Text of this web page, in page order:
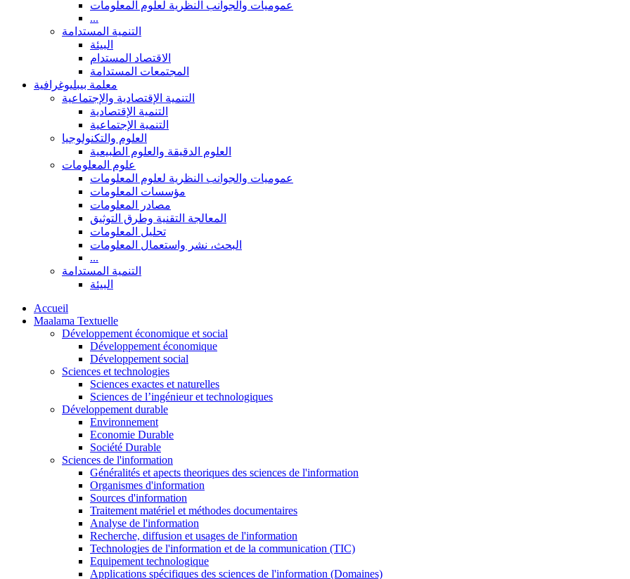
عموميات والجوانب النظرية لعلوم المعلومات
...
التنمية المستدامة
البيئة
الاقتصاد المستدام
المجتمعات المستدامة
معلمة بيبليوغرافية
التنمية الإقتصادية والإجتماعية
التنمية الإقتصادية
التنمية الإجتماعية
العلوم والتكنولوجيا
العلوم الدقيقة والعلوم الطبيعية
علوم المعلومات
عموميات والجوانب النظرية لعلوم المعلومات
مؤسسات المعلومات
مصادر المعلومات
المعالجة التقنية وطرق التوثيق
تحليل المعلومات
البحث، نشر واستعمال المعلومات
...
التنمية المستدامة
البيئة
Accueil
Maalama Textuelle
Développement économique et social
Développement économique
Développement social
Sciences et technologies
Sciences exactes et naturelles
Sciences de l’ingénieur et technologiques
Développement durable
Environnement
Economie Durable
Société Durable
Sciences de l'information
Généralités et apects theoriques des sciences de l'information
Organismes d'information
Sources d'information
Traitement matériel et méthodes documentaires
Analyse de l'information
Recherche, diffusion et usages de l'information
Technologies de l'information et de la communication (TIC)
Equipement technologique
Applications spécifiques des sciences de l'information (Domaines)